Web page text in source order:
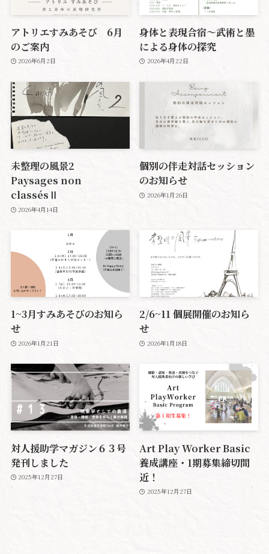
アトリエすみあそび 6月
のご案内
2026年6月2日
身体と表現合宿〜武術と墨
による身体の探究
2026年4月22日
未整理の風景2
Paysages non
classésⅡ
2026年4月14日
個別の伴走対話セッション
のお知らせ
2026年1月26日
1~3月すみあそびのお知ら
せ
2026年1月21日
2/6~11 個展開催のお知ら
せ
2026年1月18日
対人援助学マガジン６３号
発刊しました
2025年12月27日
Art Play Worker Basic
養成講座・1期募集締切間
近！
2025年12月27日